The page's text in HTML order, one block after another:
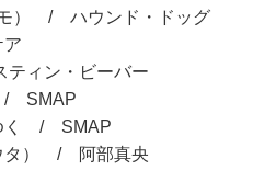
） / ハウンド・ドッグ
ィン・ビーバー
/ SMAP
く / SMAP
タ） / 阿部真央